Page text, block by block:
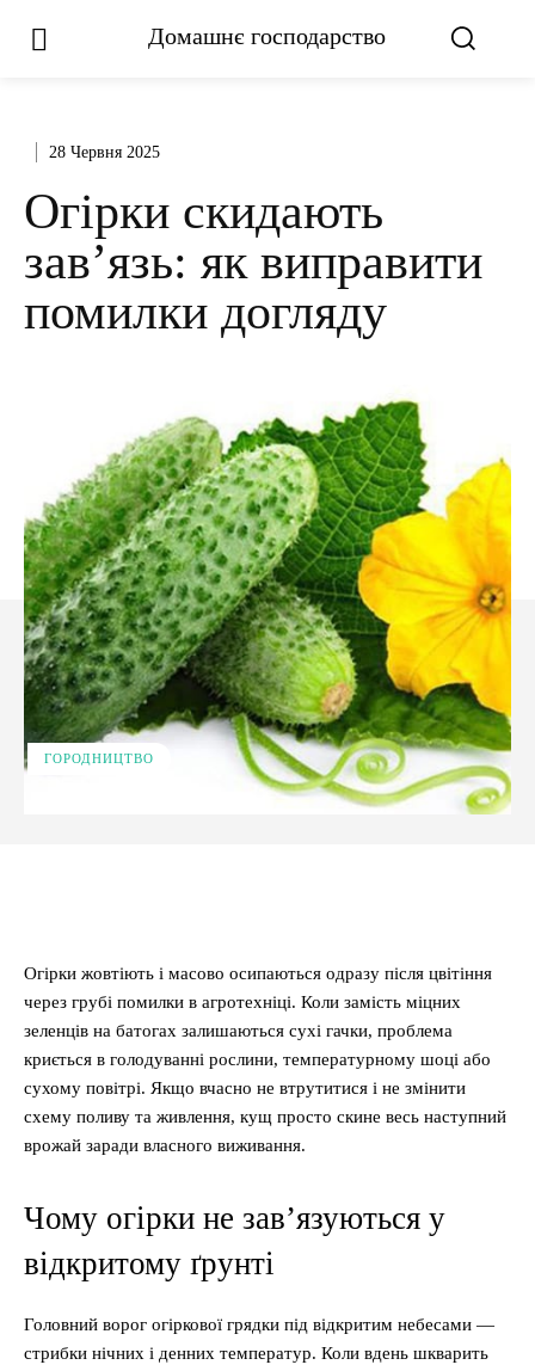
Домашнє господарство
28 Червня 2025
Огірки скидають
зав’язь: як виправити
помилки догляду
ГОРОДНИЦТВО
Огірки жовтіють і масово осипаються одразу після цвітіння
через грубі помилки в агротехніці. Коли замість міцних
зеленців на батогах залишаються сухі гачки, проблема
криється в голодуванні рослини, температурному шоці або
сухому повітрі. Якщо вчасно не втрутитися і не змінити
схему поливу та живлення, кущ просто скине весь наступний
врожай заради власного виживання.
Чому огірки не зав’язуються у
відкритому ґрунті
Головний ворог огіркової грядки під відкритим небесами —
стрибки нічних і денних температур. Коли вдень шкварить